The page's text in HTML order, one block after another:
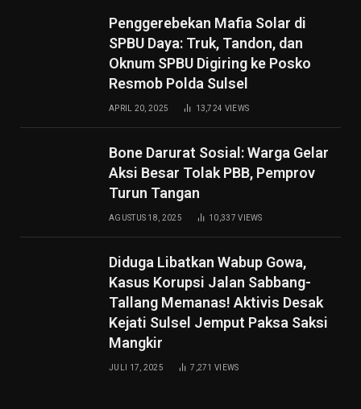
Penggerebekan Mafia Solar di
SPBU Daya: Truk, Tandon, dan
Oknum SPBU Digiring ke Posko
Resmob Polda Sulsel
APRIL 20, 2025 13,724 VIEWS
Bone Darurat Sosial: Warga Gelar
Aksi Besar Tolak PBB, Pemprov
Turun Tangan
AGUSTUS 18, 2025 10,337VIEWS
Diduga Libatkan Wabup Gowa,
Kasus Korupsi Jalan Sabbang-
Tallang Memanas! Aktivis Desak
Kejati Sulsel Jemput Paksa Saksi
Mangkir
JULI 17, 2025 7,271VIEWS